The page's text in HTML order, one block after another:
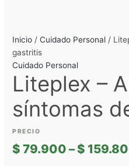
Inicio /Cuidado Personal /
gastritis
Cuidado Personal
Liteplex –
síntomas
$ 79.900 –$